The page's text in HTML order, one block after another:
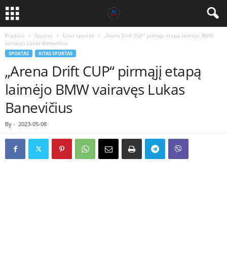
Pradinis Sportas Kitas sportas
„Arena Drift CUP“ pirmąjį etapą laimėjo BMW
vairavęs Lukas Banevičius
SPORTAS KITAS SPORTAS
„Arena Drift CUP“ pirmąjį etapą
laimėjo BMW vairavęs Lukas
Banevičius
By - 2023-05-08